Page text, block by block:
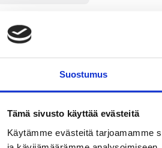
Suostumus
Tämä sivusto käyttää evästeitä
Käytämme evästeitä tarjoamamme
Sarjat